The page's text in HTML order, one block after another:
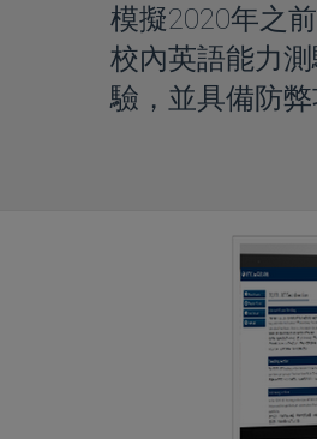
模擬2020年之
校內英語能力
驗，並具備防